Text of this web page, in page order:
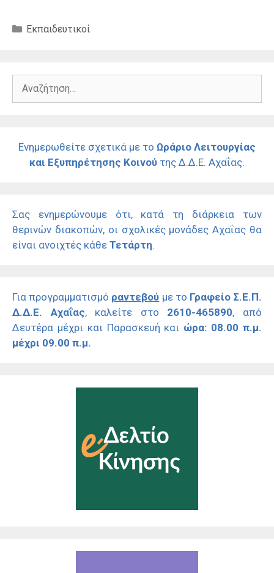
Κατηγορίες
Εκπαιδευτικοί
Αναζήτηση
Ενημερωθείτε σχετικά με το Ωράριο Λειτουργίας
και Εξυπηρέτησης Κοινού της Δ.Δ.Ε. Αχαΐας.
Σας ενημερώνουμε ότι, κατά τη διάρκεια των
θερινών διακοπών, οι σχολικές μονάδες Αχαΐας θα
είναι ανοιχτές κάθε Τετάρτη.
Για προγραμματισμό ραντεβού με το Γραφείο Σ.Ε.Π.
Δ.Δ.Ε. Αχαΐας, καλείτε στο 2610-465890, από
Δευτέρα μέχρι και Παρασκευή και ώρα: 08.00 π.μ.
μέχρι 09.00 π.μ.